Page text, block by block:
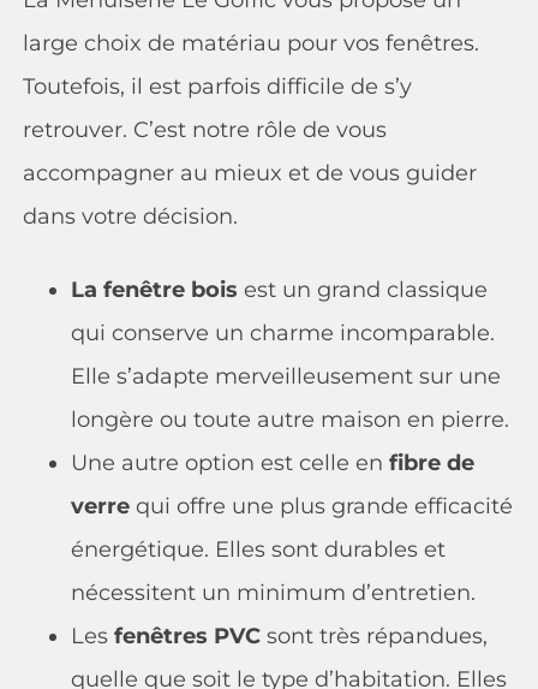
large choix de matériau pour vos fenêtres.
Toutefois, il est parfois difficile de s’y
retrouver. C’est notre rôle de vous
accompagner au mieux et de vous guider
dans votre décision.
La fenêtre bois est un grand classique
qui conserve un charme incomparable.
Elle s’adapte merveilleusement sur une
longère ou toute autre maison en pierre.
Une autre option est celle en fibre de
verrequi offre une plus grande efficacité
énergétique. Elles sont durables et
nécessitent un minimum d’entretien.
Lesfenêtres PVCsont très répandues,
quelle que soit le type d’habitation. Elles